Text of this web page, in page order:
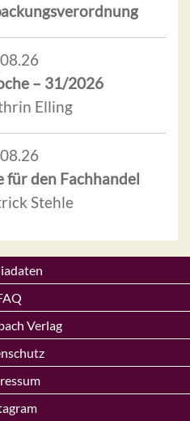
– 31/2026
Elling
für den Fachhandel
Stehle
Verlag